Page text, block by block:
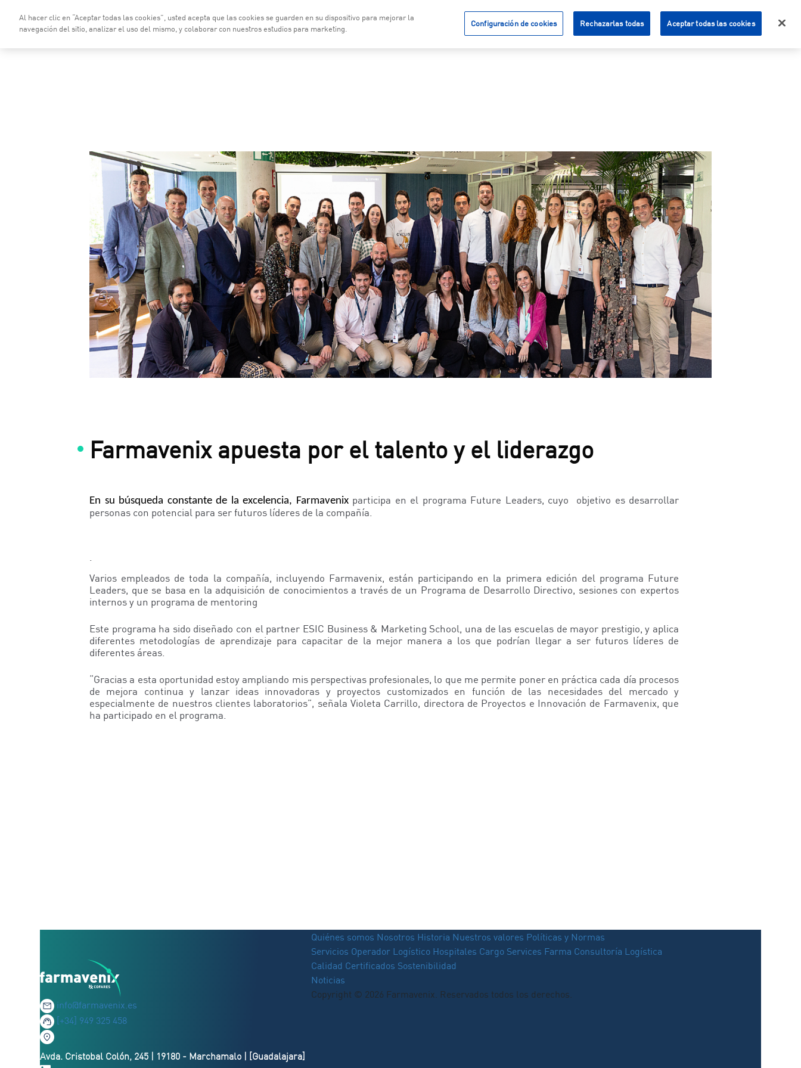
Saltar al contenido principal
Quiénes Somos Servicios Noticias Acceso Clientes
Farmavenix apuesta por el talento y el liderazgo
En su búsqueda constante de la excelencia, Farmavenix participa en el programa Future Leaders, cuyo objetivo es desarrollar
personas con potencial para ser futuros líderes de la compañía.
Varios empleados de toda la compañía, incluyendo Farmavenix, están participando en la primera edición del programa Future
Leaders, que se basa en la adquisición de conocimientos a través de un Programa de Desarrollo Directivo, sesiones con expertos
internos y un programa de mentoring
Este programa ha sido diseñado con el partner ESIC Business & Marketing School, una de las escuelas de mayor prestigio, y aplica
diferentes metodologías de aprendizaje para capacitar de la mejor manera a los que podrían llegar a ser futuros líderes de
diferentes áreas.
“Gracias a esta oportunidad estoy ampliando mis perspectivas profesionales, lo que me permite poner en práctica cada día procesos
de mejora continua y lanzar ideas innovadoras y proyectos customizados en función de las necesidades del mercado y
especialmente de nuestros clientes laboratorios”, señala Violeta Carrillo, directora de Proyectos e Innovación de Farmavenix, que
ha participado en el programa.
info@farmavenix.es
[+34] 949 325 458
Avda. Cristobal Colón, 245 | 19180 - Marchamalo | [Guadalajara]
Quiénes somos Nosotros Historia Nuestros valores Políticas y Normas
Servicios Operador Logístico Hospitales Cargo Services Farma Consultoría Logística
Calidad Certificados Sostenibilidad
Noticias
Copyright © 2026 Farmavenix. Reservados todos los derechos.
Al hacer clic en “Aceptar todas las cookies”, usted acepta que las cookies se guarden en su dispositivo para mejorar la
navegación del sitio, analizar el uso del mismo, y colaborar con nuestros estudios para marketing.
Configuración de cookies Rechazarlas todas Aceptar todas las cookies